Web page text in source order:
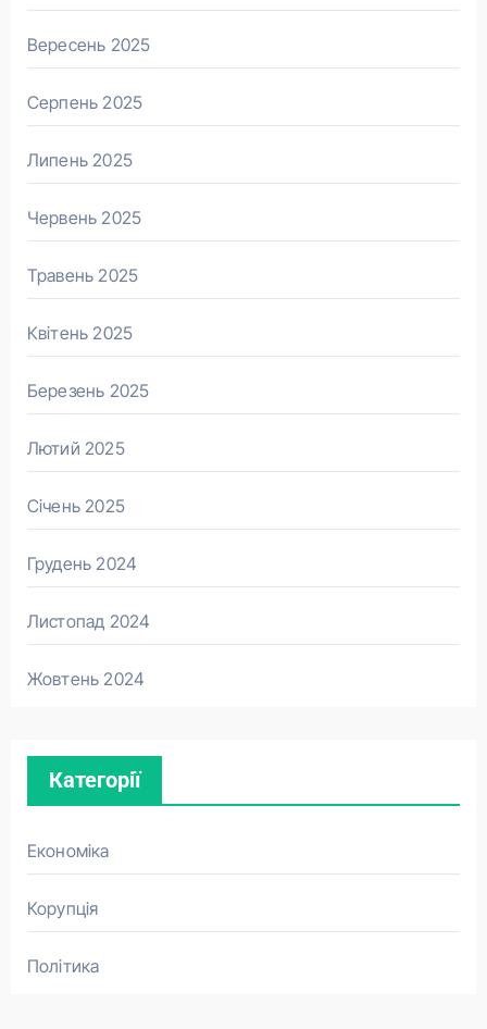
Вересень 2025
Серпень 2025
Липень 2025
Червень 2025
Травень 2025
Квітень 2025
Березень 2025
Лютий 2025
Січень 2025
Грудень 2024
Листопад 2024
Жовтень 2024
Категорії
Економіка
Корупція
Політика